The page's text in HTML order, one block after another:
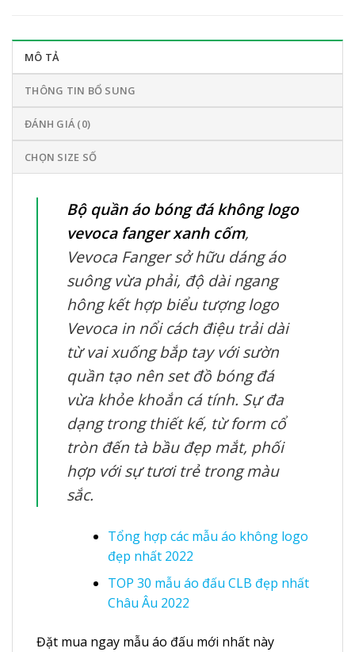
MÔ TẢ
THÔNG TIN BỔ SUNG
ĐÁNH GIÁ (0)
CHỌN SIZE SỐ
Bộ quần áo bóng đá không logo
vevoca fanger xanh cốm,
Vevoca Fanger sở hữu dáng áo
suông vừa phải, độ dài ngang
hông kết hợp biểu tượng logo
Vevoca in nổi cách điệu trải dài
từ vai xuống bắp tay với sườn
quần tạo nên set đồ bóng đá
vừa khỏe khoắn cá tính. Sự đa
dạng trong thiết kế, từ form cổ
tròn đến tà bầu đẹp mắt, phối
hợp với sự tươi trẻ trong màu
sắc.
Tổng hợp các mẫu áo không logo
đẹp nhất 2022
TOP 30 mẫu áo đấu CLB đẹp nhất
Châu Âu 2022
Đặt mua ngay mẫu áo đấu mới nhất này